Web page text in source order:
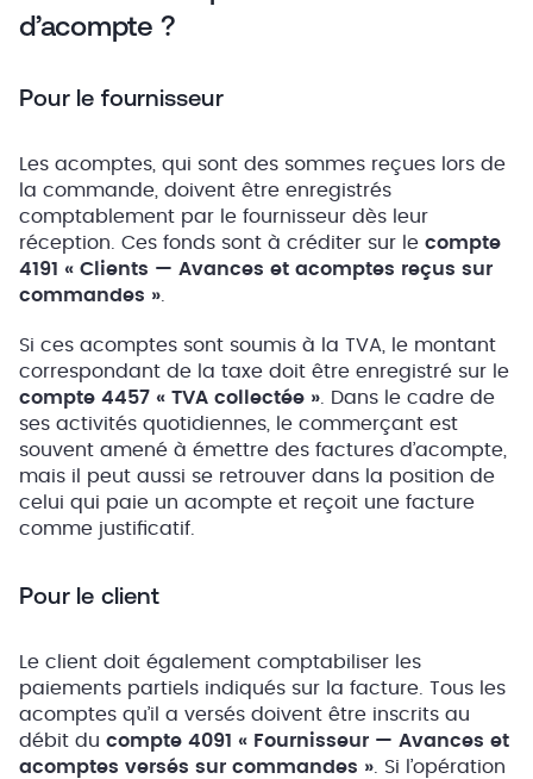
d’acompte ?
Pour le fournisseur
Les acomptes, qui sont des sommes reçues lors de
la commande, doivent être enregistrés
comptablement par le fournisseur dès leur
réception. Ces fonds sont à créditer sur le compte
4191 « Clients — Avances et acomptes reçus sur
commandes ».
Si ces acomptes sont soumis à la TVA, le montant
correspondant de la taxe doit être enregistré sur le
compte 4457 « TVA collectée ». Dans le cadre de
ses activités quotidiennes, le commerçant est
souvent amené à émettre des factures d’acompte,
mais il peut aussi se retrouver dans la position de
celui qui paie un acompte et reçoit une facture
comme justificatif.
Pour le client
Le client doit également comptabiliser les
paiements partiels indiqués sur la facture. Tous les
acomptes qu’il a versés doivent être inscrits au
débit du compte 4091 « Fournisseur — Avances et
acomptes versés sur commandes ». Si l’opération